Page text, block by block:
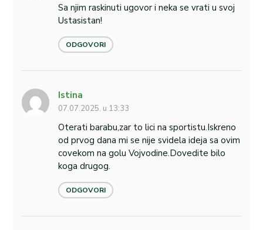
Sa njim raskinuti ugovor i neka se vrati u svoj
Ustasistan!
ODGOVORI
Istina
07.07.2025. u 13:33
Oterati barabu,zar to lici na sportistu.Iskreno
od prvog dana mi se nije svidela ideja sa ovim
covekom na golu Vojvodine.Dovedite bilo
koga drugog.
ODGOVORI